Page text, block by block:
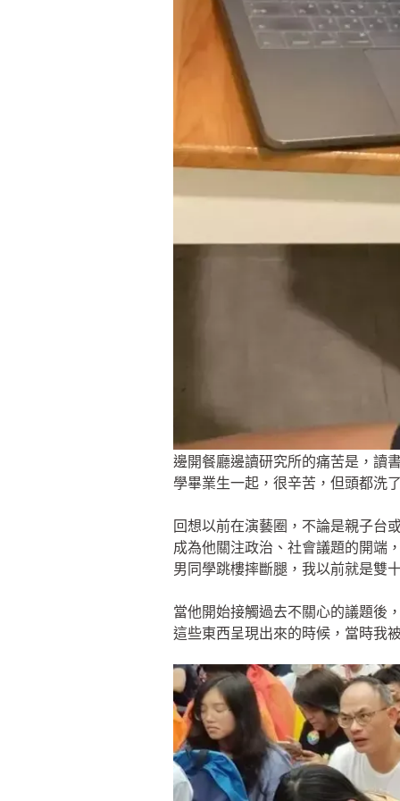
邊開餐廳邊讀研究所的痛苦是，讀
學畢業生一起，很辛苦，但頭都洗
回想以前在演藝圈，不論是親子台
成為他關注政治、社會議題的開端
男同學跳樓摔斷腿，我以前就是雙
當他開始接觸過去不關心的議題後
這些東西呈現出來的時候，當時我